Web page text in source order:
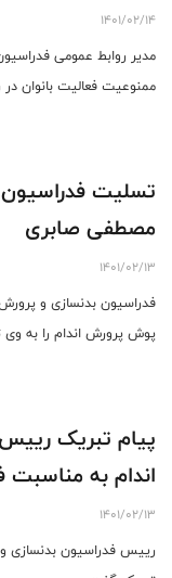
1401/02/14
مدیر روابط عمومی
ممنوعیت فعالیت بانوان در
تسلیت فدراسیون
مصطفی صابری
1401/02/13
فدراسیون بدنسازی و
پوش پرورش اندام را به
پیام تبریک
اندام به
1401/02/13
رییس فدراسیون بدنسازی